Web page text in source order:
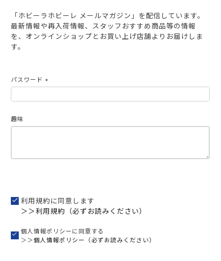
「ホビーラホビーレ メールマガジン」を配信しています。
最新情報や再入荷情報、スタッフおすすめ商品等の情報
を、オンラインショップとお買い上げ店舗よりお届けしま
す。
パスワード
須)
趣味
利用規約に同意します
＞＞利用規約（必ずお読みください）
個人情報ポリシーに同意する
＞＞個人情報ポリシー（必ずお読みください）